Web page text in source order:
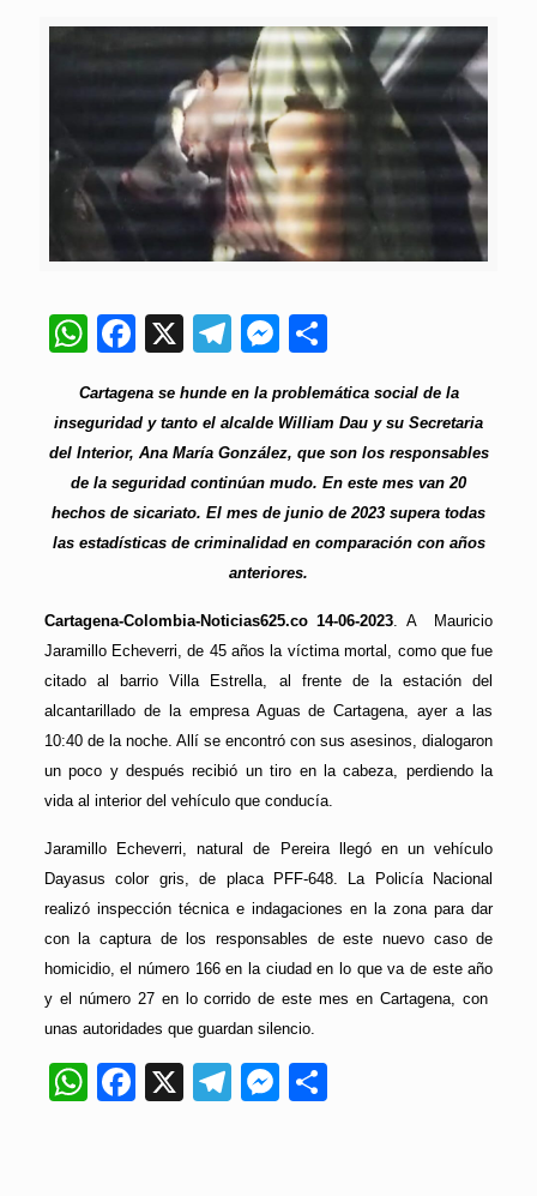
WhatsApp
Facebook
X Telegram
Messenger
Cartagena se hunde en la problemática social de la
inseguridad y tanto el alcalde William Dau y su Secretaria
del Interior, Ana María González, que son los responsables
de la seguridad continúan mudo. En este mes van 20
hechos de sicariato. El mes de junio de 2023 supera todas
las estadísticas de criminalidad en comparación con años
anteriores.
Cartagena-Colombia-Noticias625.co 14-06-2023 . A Mauricio
Jaramillo Echeverri, de 45 años la víctima mortal, como que fue
citado al barrio Villa Estrella, al frente de la estación del
alcantarillado de la empresa Aguas de Cartagena, ayer a las
10:40 de la noche. Allí se encontró con sus asesinos, dialogaron
un poco y después recibió un tiro en la cabeza, perdiendo la
vida al interior del vehículo que conducía.
Jaramillo Echeverri, natural de Pereira llegó en un vehículo
Dayasus color gris, de placa PFF-648. La Policía Nacional
realizó inspección técnica e indagaciones en la zona para dar
con la captura de los responsables de este nuevo caso de
homicidio, el número 166 en la ciudad en lo que va de este año
y el número 27 en lo corrido de este mes en Cartagena, con
unas autoridades que guardan silencio.
WhatsApp
Facebook
X Telegram
Messenger